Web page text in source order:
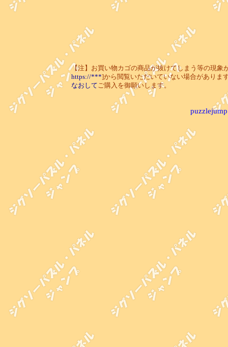
【注】お買い物カゴの商品が抜けてしまう等の現象
https://***]から閲覧いただいていない場合がありま
なおしてご購入を御願いします。